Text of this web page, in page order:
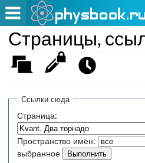
Страницы,
Ссылки сюда
Страница:
Пространство имён:
выбранное